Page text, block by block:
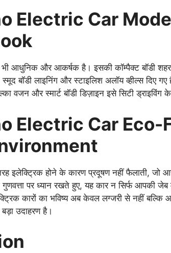
Electric Car
आधुनिक और आकर्षक है। इसकी कॉम्पैक्ट बॉडी
बॉडी लाइनिंग और स्टाइलिश अलॉय व्हील्स दिए
वजन और स्मार्ट बॉडी डिज़ाइन इसे सिटी ड्राइविंग
Electric Car
इलेक्ट्रिक होने के कारण प्रदूषण नहीं फैलाती, जो
पर ध्यान रखते हुए, यह कार न सिर्फ आपकी जेब
कारों का भविष्य अब केवल लग्जरी से नहीं
उदाहरण है।